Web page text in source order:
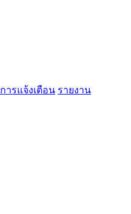
การแจ้งเตือน รายงาน